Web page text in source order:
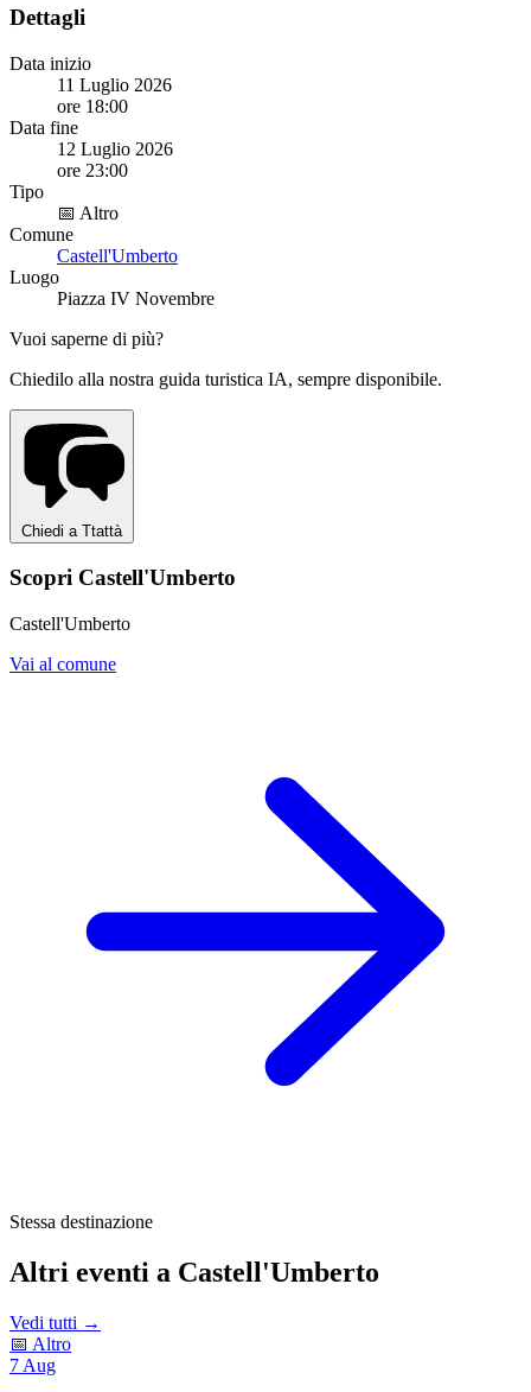
Dettagli
Data inizio
11 Luglio 2026
ore 18:00
Data fine
12 Luglio 2026
ore 23:00
Tipo
📅 Altro
Comune
Castell'Umberto
Luogo
Piazza IV Novembre
Vuoi saperne di più?
Chiedilo alla nostra guida turistica IA, sempre disponibile.
Chiedi a Ttattà
Scopri Castell'Umberto
Castell'Umberto
Vai al comune
Stessa destinazione
Altri eventi a Castell'Umberto
Vedi tutti →
📅 Altro
7 Aug